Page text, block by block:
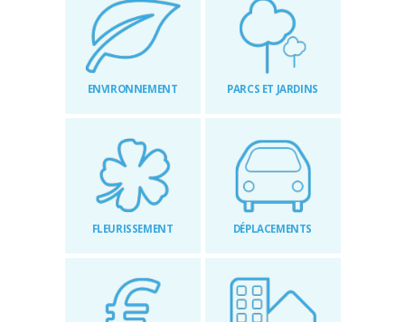
PUBLICATIONS
RÉGLEMENTAIRES
ENVIRONNEMENT PARCS ET JARDINS
FLEURISSEMENT DÉPLACEMENTS